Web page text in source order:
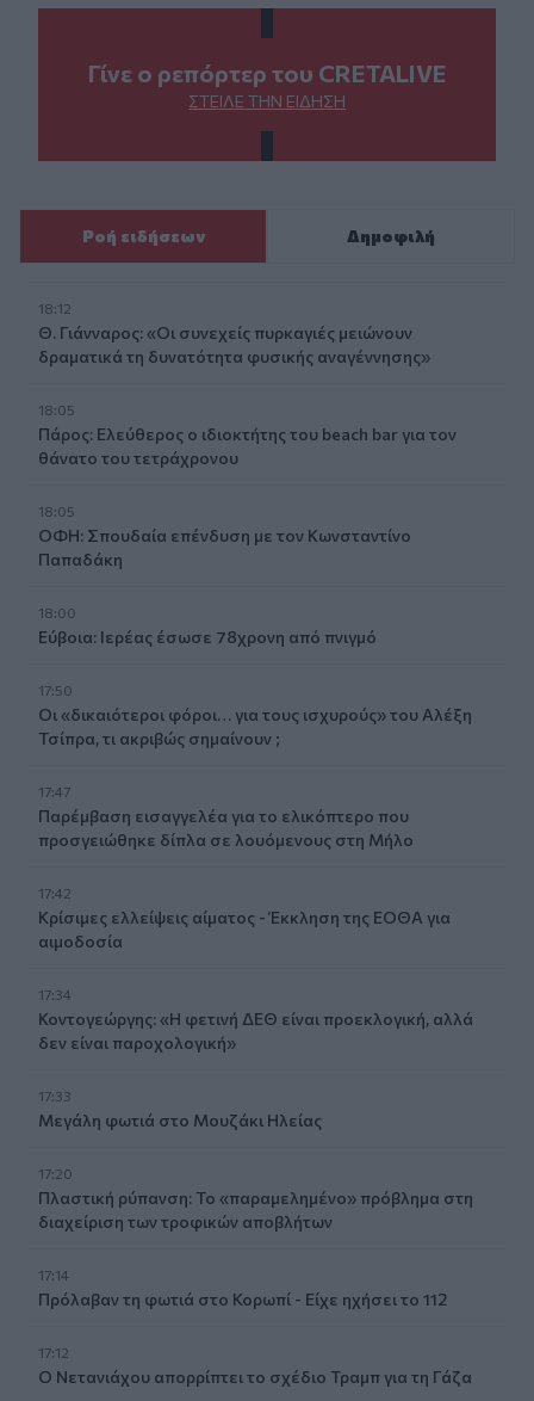
Γίνε ο ρεπόρτερ του CRETALIVE
ΣΤΕΊΛΕ ΤΗΝ ΕΊΔΗΣΗ
Ροή ειδήσεων Δημοφιλή
18:12
Θ. Γιάνναρος: «Οι συνεχείς πυρκαγιές μειώνουν
δραματικά τη δυνατότητα φυσικής αναγέννησης»
18:05
Πάρος: Ελεύθερος ο ιδιοκτήτης του beach bar για τον
θάνατο του τετράχρονου
18:05
ΟΦΗ: Σπουδαία επένδυση με τον Κωνσταντίνο
Παπαδάκη
18:00
Εύβοια: Ιερέας έσωσε 78χρονη από πνιγμό
17:50
Οι «δικαιότεροι φόροι… για τους ισχυρούς» του Αλέξη
Τσίπρα, τι ακριβώς σημαίνουν ;
17:47
Παρέμβαση εισαγγελέα για το ελικόπτερο που
προσγειώθηκε δίπλα σε λουόμενους στη Μήλο
17:42
Κρίσιμες ελλείψεις αίματος - Έκκληση της ΕΟΘΑ για
αιμοδοσία
17:34
Κοντογεώργης: «Η φετινή ΔΕΘ είναι προεκλογική, αλλά
δεν είναι παροχολογική»
17:33
Μεγάλη φωτιά στο Μουζάκι Ηλείας
17:20
Πλαστική ρύπανση: Το «παραμελημένο» πρόβλημα στη
διαχείριση των τροφικών αποβλήτων
17:14
Πρόλαβαν τη φωτιά στο Κορωπί - Είχε ηχήσει το 112
17:12
Ο Νετανιάχου απορρίπτει το σχέδιο Τραμπ για τη Γάζα